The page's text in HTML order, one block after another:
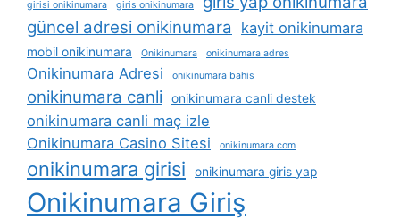
girisi onikinumara giris onikinumara
güncel adresi onikinumara
kayit onikinumara
mobil onikinumara Onikinumara onikinumara adres
Onikinumara Adresi onikinumara bahis
onikinumara canli onikinumara canli destek
onikinumara canli maç izle
Onikinumara Casino Sitesi
onikinumara com
onikinumara girisi onikinumara giris yap
Onikinumara Giriş